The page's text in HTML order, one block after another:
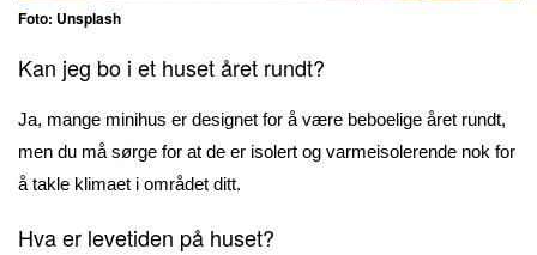
Foto: Unsplash
Kan jeg bo i et huset året rundt?
Ja, mange minihus er designet for å være beboelige året rundt,
men du må sørge for at de er isolert og varmeisolerende nok for
å takle klimaet i området ditt.
Hva er levetiden på huset?